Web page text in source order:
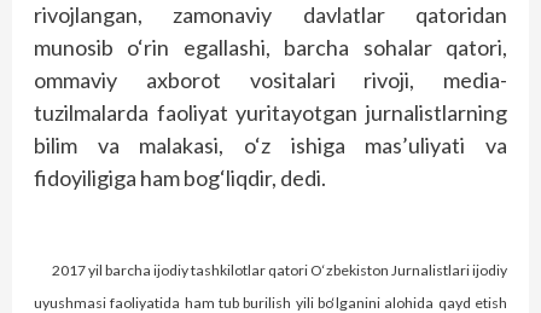
rivojlangan, zamonaviy davlatlar qatoridan
munosib o‘rin egallashi, barcha sohalar qatori,
ommaviy axborot vositalari rivoji, media-
tuzilmalarda faoliyat yuritayotgan jurnalistlarning
bilim va malakasi, o‘z ishiga mas’uliyati va
fidoyiligiga ham bog‘liqdir, dedi.
2017 yil barcha ijodiy tashkilotlar qatori O‘zbekiston Jurnalistlari ijodiy
uyushmasi faoliyatida ham tub burilish yili bo‘lganini alohida qayd etish